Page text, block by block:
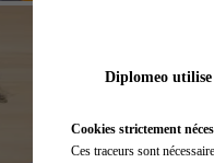
Diplomeo utilise
Cookies strictement
Ces traceurs sont